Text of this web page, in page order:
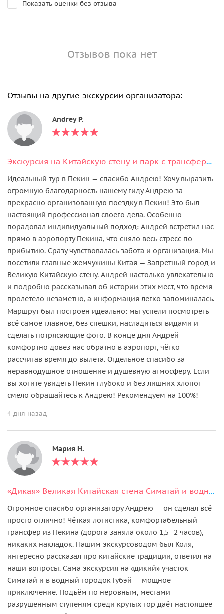
Показать оценки без отзыва
Отзывов пока нет
Отзывы на другие экскурсии организатора:
Andrey P.
Экскурсия на Китайскую стену и парк с трансфером из аэропорта в Пекине
Идеальный тур в Пекин — спасибо Андрею! Хочу выразить
огромную благодарность нашему гиду Андрею за
прекрасно организованную поездку в Пекин! Это был
настоящий профессионал своего дела. Особенно
порадовал индивидуальный подход: Андрей встретил нас
прямо в аэропорту Пекина, что сняло весь стресс по
прибытию. Сразу чувствовалась забота и организация. Мы
посетили главные жемчужины Китая — Запретный город и
Великую Китайскую стену. Андрей настолько увлекательно
и подробно рассказывал об истории этих мест, что время
пролетело незаметно, а информация легко запоминалась.
Маршрут был построен идеально: мы успели посмотреть
всё самое главное, без спешки, насладиться видами и
сделать потрясающие фото. В конце дня Андрей
комфортно довез нас обратно в аэропорт, чётко
рассчитав время до вылета. Отдельное спасибо за
неравнодушное отношение и душевную атмосферу. Если
вы хотите увидеть Пекин глубоко и без лишних хлопот —
смело обращайтесь к Андрею! Рекомендуем на 100%!
4 дня назад
Мария Н.
«Дикая» Великая Китайская стена Симатай и водный городок Губэй
Огромное спасибо организатору Андрею — он сделал всё
просто отлично! Чёткая логистика, комфортабельный
трансфер из Пекина (дорога заняла около 1,5–2 часов),
никаких накладок. Нашим экскурсоводом был Коля,
интересно рассказал про китайские традиции, ответил на
наши вопросы. Сама экскурсия на «дикий» участок
Симатай и в водный городок Губэй — мощное
приключение. Подъём по неровным, местами
разрушенным ступеням среди крутых гор даёт настоящее